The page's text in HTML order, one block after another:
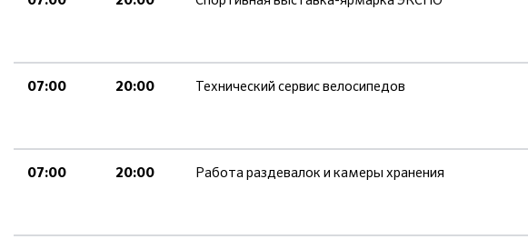
07:00 20:00 Технический сервис велосипедов
07:00 20:00 Работа раздевалок и камеры хранения